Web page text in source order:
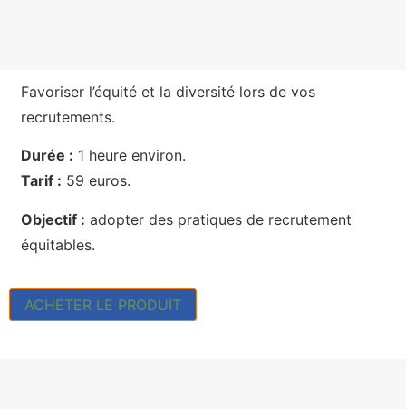
Favoriser l’équité et la diversité lors de vos
recrutements.
Durée : 1 heure environ.
Tarif : 59 euros.
Objectif : adopter des pratiques de recrutement
équitables.
ACHETER LE PRODUIT